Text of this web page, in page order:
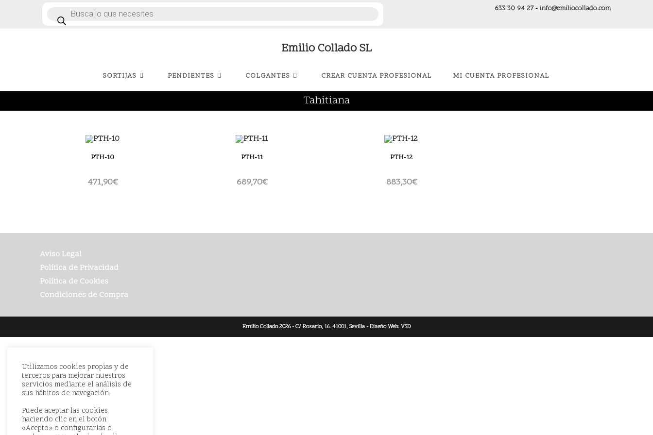
Búsqueda
productos
633 30 94 27- info@emiliocollado.com
Emilio Collado SL
SORTIJAS PENDIENTES COLGANTES CREAR CUENTA PROFESIONAL MI CUENTA PROFESIONAL
Tahitiana
PTH-10
471,90€
PTH-11
689,70€
PTH-12
883,30€
Aviso Legal
Política de Privacidad
Política de Cookies
Condiciones de Compra
Emilio Collado 2026 - C/ Rosario, 16. 41001, Sevilla - Diseño Web:VSD
Utilizamos cookies propias y de
terceros para mejorar nuestros
servicios mediante el análisis de
sus hábitos de navegación.
Puede aceptar las cookies
haciendo clic en el botón
«Acepto» o configurarlas o